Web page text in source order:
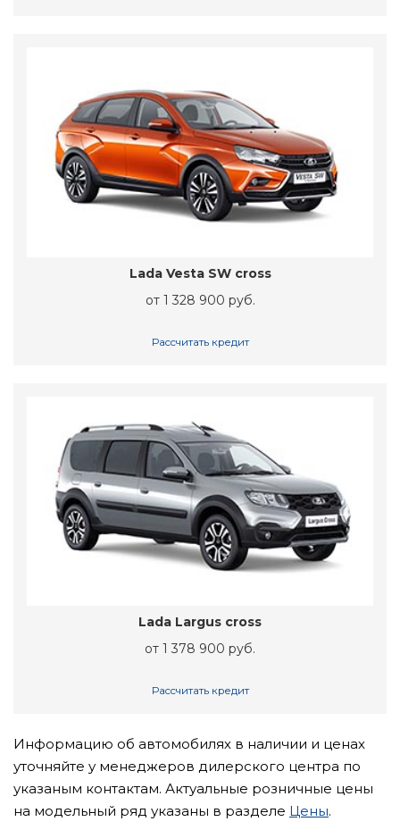
Lada Vesta SW cross
от 1 328 900 руб.
Рассчитать кредит
Lada Largus cross
от 1 378 900 руб.
Рассчитать кредит
Информацию об автомобилях в наличии и ценах
уточняйте у менеджеров дилерского центра по
указаным контактам. Актуальные розничные цены
на модельный ряд указаны в разделе Цены.